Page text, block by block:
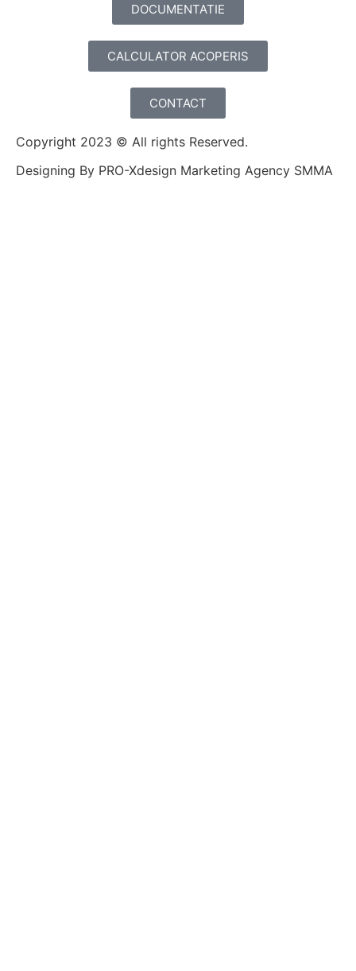
DOCUMENTATIE
CALCULATOR ACOPERIS
CONTACT
Copyright 2023 © All rights Reserved.
Designing By PRO-Xdesign Marketing Agency SMMA